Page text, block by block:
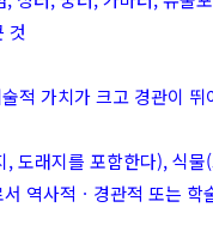
것
적 가치가 크고 경관이 뛰
, 도래지를 포함한다), 식
역사적ㆍ경관적 또는 학